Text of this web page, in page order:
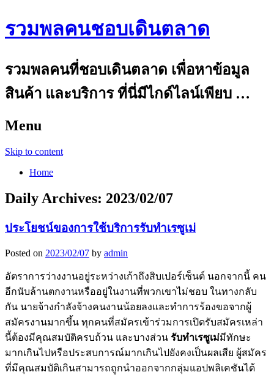
รวมพลคนชอบเดินตลาด
รวมพลคนที่ชอบเดินตลาด เพื่อหาข้อมูล
สินค้า และบริการ ที่นี่มีไกด์ไลน์เพียบ …
Menu
Skip to content
Home
Daily Archives: 2023/02/07
ประโยชน์ของการใช้บริการรับทำเรซูเม่
Posted on 2023/02/07 by admin
อัตราการว่างงานอยู่ระหว่างเก้าถึงสิบเปอร์เซ็นต์ นอกจากนี้ คน
อีกนับล้านตกงานหรืออยู่ในงานที่พวกเขาไม่ชอบ ในทางกลับ
กัน นายจ้างกำลังจ้างคนงานน้อยลงและทำการร้องขอจากผู้
สมัครงานมากขึ้น ทุกคนที่สมัครเข้าร่วมการเปิดรับสมัครเหล่า
นี้ต้องมีคุณสมบัติครบถ้วน และบางส่วน รับทำเรซูเม่มีทักษะ
มากเกินไปหรือประสบการณ์มากเกินไปยังคงเป็นผลเสีย ผู้สมัคร
ที่มีคุณสมบัติเกินสามารถถูกนำออกจากกลุ่มแอปพลิเคชันได้